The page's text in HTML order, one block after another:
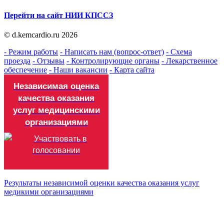
Перейти на сайт НИИ КПССЗ
© d.kemcardio.ru 2026
- Режим работы - Написать нам (вопрос-ответ) - Схема
проезда - Отзывы - Контролирующие органы - Лекарственное
обеспечение - Наши вакансии - Карта сайта
Независимая оценка
качества оказания
услуг медицинскими
организациями
Результаты независимой оценки качества оказания услуг
медикими организациями